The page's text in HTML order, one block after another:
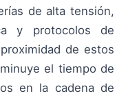
de alta tensión,
y protocolos de
de estos
el tiempo de
en la cadena de